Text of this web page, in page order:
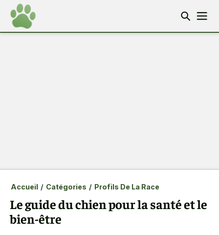
Accueil / Catégories / Profils De La Race
Le guide du chien pour la santé et le
bien-être